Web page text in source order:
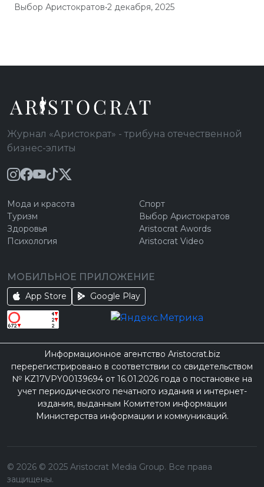
Выбор Аристократов•2 декабря, 2025
Журнал «Аристократ» - трибуна отечественной
бизнес-элиты
Мода и красота
Туризм
Здоровья
Психология
Спорт
Выбор Аристократов
Aristocrat Awords
Aristocrat Video
МОБИЛЬНОЕ ПРИЛОЖЕНИЕ
App Store Google Play
Информационное агентство Aristocrat.biz
перерегистрировано в соответствии со свидетельством
№ KZ17VPY00139694 от 16.01.2026 года о постановке на
учет периодического печатного издания и интернет-
издания, выданным Комитетом информации
Министерства информации и коммуникаций.
© 2026 © 2025 Aristocrat Media Group. Все права
защищены.